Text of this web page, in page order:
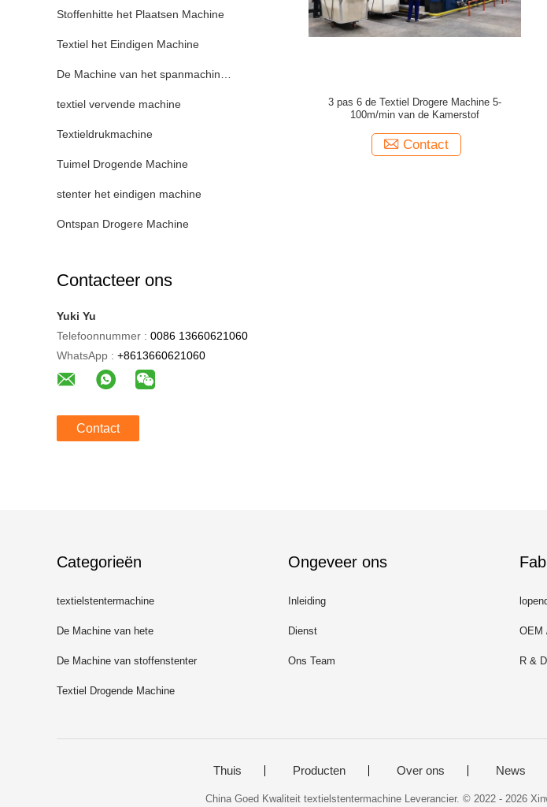
Stoffenhitte het Plaatsen Machine
Textiel het Eindigen Machine
De Machine van het spanmachinekader
textiel vervende machine
Textieldrukmachine
Tuimel Drogende Machine
stenter het eindigen machine
Ontspan Drogere Machine
Contacteer ons
Yuki Yu
Telefoonnummer : 0086 13660621060
WhatsApp : +8613660621060
Contact
3 pas 6 de Textiel Drogere Machine 5-
100m/min van de Kamerstof
Contact
Categorieën
textielstentermachine
De Machine van hete
Luchtstenter
De Machine van stoffenstenter
Textiel Drogende Machine
Ongeveer ons
Inleiding
Dienst
Ons Team
OEM
R & D
Thuis Producten Over ons News
China Goed Kwaliteit textielstentermachine Leverancier. © 2022 - 2026